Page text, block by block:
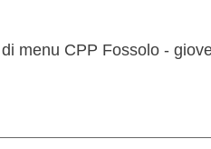
menu CPP Fossolo -